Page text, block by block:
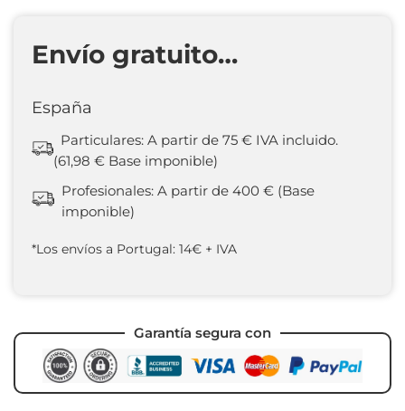
Envío gratuito…
España
Particulares: A partir de 75 € IVA incluido.
(61,98 € Base imponible)
Profesionales: A partir de 400 € (Base
imponible)
*Los envíos a Portugal: 14€ + IVA
Garantía segura con